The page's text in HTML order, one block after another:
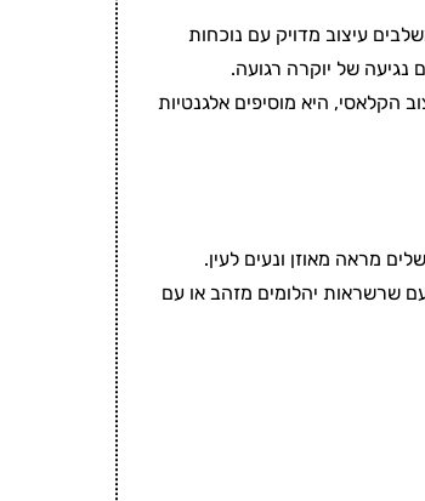
מזהב 14 קראט מבית תכשיטי יוסף משלבים עיצוב מדויק עם נוכחות
הקלאסי, היא מוסיפים אלגנטיות
שרשראות יהלומים מזהב או עם